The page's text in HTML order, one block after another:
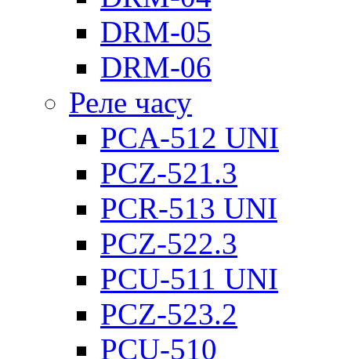
DRM-05
DRM-06
Реле часу
PCA-512 UNI
PCZ-521.3
PCR-513 UNI
PCZ-522.3
PCU-511 UNI
PCZ-523.2
PCU-510